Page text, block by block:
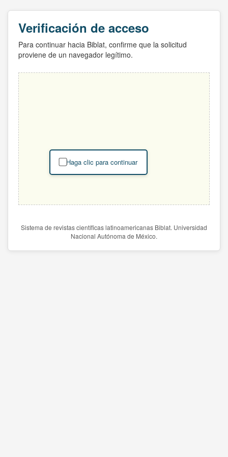
Verificación de acceso
Para continuar hacia Biblat, confirme que la solicitud
proviene de un navegador legítimo.
Haga clic para continuar
Sistema de revistas científicas latinoamericanas Biblat. Universidad
Nacional Autónoma de México.